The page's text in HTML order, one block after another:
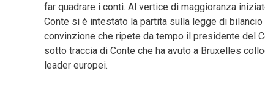
far quadrare i conti. Al vertice di maggioranza
Conte si è intestato la partita sulla legge di
convinzione che ripete da tempo il presidente del
sotto traccia di Conte che ha avuto a Bruxelles
leader europei.